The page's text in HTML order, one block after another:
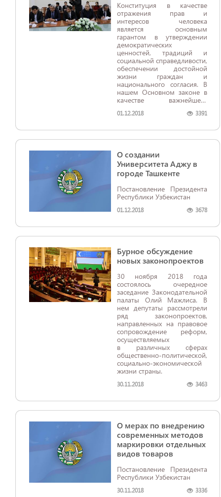
Конституция в качестве
отражения прав и
интересов человека
является основным
гарантом в утверждении
демократических
ценностей, традиций и
социальной справедливости,
обеспечении достойной
жизни граждан и
национального согласия. В
нашем Основном законе в
качестве важнейшего
разделение
законодательную,
исполнительную и
01.12.2018 3391
О создании
Университета Аджу в
городе Ташкенте
Постановление Президента
Республики Узбекистан
01.12.2018 3678
Бурное обсуждение
новых законопроектов
30 ноября 2018 года
состоялось очередное
заседание Законодательной
палаты Олий Мажлиса. В
нем депутаты рассмотрели
ряд законопроектов,
направленных на правовое
сопровождение реформ,
осуществляемых
в различных сферах
общественно-политической,
социально-экономической
жизни страны.
30.11.2018 3463
О мерах по внедрению
современных методов
маркировки отдельных
видов товаров
Постановление Президента
Республики Узбекистан
30.11.2018 3336